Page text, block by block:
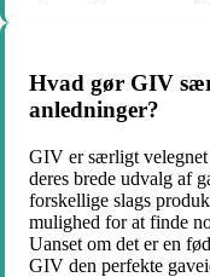
Hvad gør GIV
anledninger?
GIV er særligt
deres brede udvalg af
forskellige slags
mulighed for at finde
Uanset om det er en
GIV den perfekte